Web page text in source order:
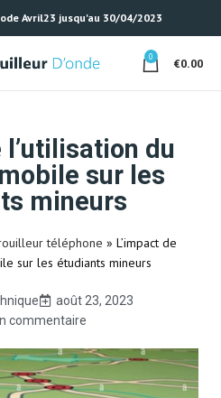
Avril23 jusqu'au 30/04/2023
0 €0.00
l’utilisation du
sur les
mineurs
téléphone » L’impact de
sur les étudiants mineurs
août 23, 2023
commentaire